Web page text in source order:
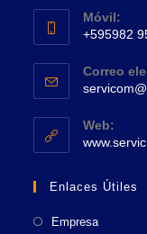
una
nueva
abre
en
tu
aplicación
Móvil:
+595982
abre
en
tu
aplicación
Correo
Web:
Enlaces Útiles
Empresa